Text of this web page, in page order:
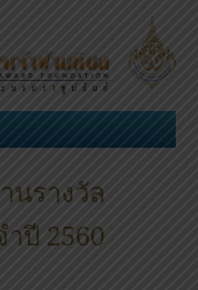
นรางวัล
ปี 2560